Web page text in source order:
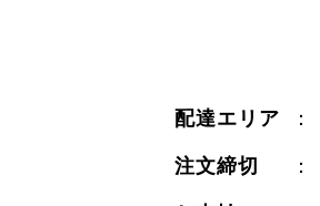
配達エリア ：
注文締切 ：